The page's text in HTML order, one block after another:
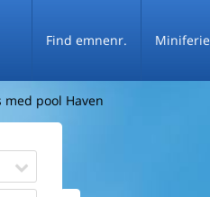
Find emnenr. Miniferie
med pool Haven